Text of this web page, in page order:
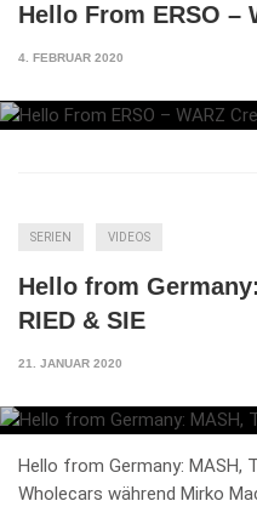
Hello From ERSO –
4. FEBRUAR 2020
SERIEN VIDEOS
Hello from
RIED & SIE
21. JANUAR 2020
Hello from Germany: MASH,
Wholecars während Mirko